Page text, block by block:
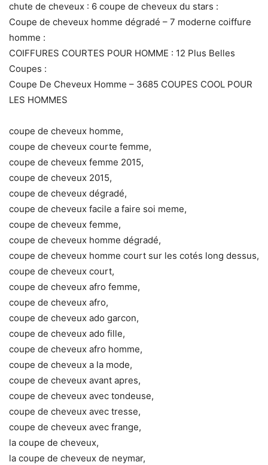
chute de cheveux : 6 coupe de cheveux du stars :
Coupe de cheveux homme dégradé – 7 moderne coiffure
homme :
COIFFURES COURTES POUR HOMME : 12 Plus Belles
Coupes :
Coupe De Cheveux Homme – 3685 COUPES COOL POUR
LES HOMMES
coupe de cheveux homme,
coupe de cheveux courte femme,
coupe de cheveux femme 2015,
coupe de cheveux 2015,
coupe de cheveux dégradé,
coupe de cheveux facile a faire soi meme,
coupe de cheveux femme,
coupe de cheveux homme dégradé,
coupe de cheveux homme court sur les cotés long dessus,
coupe de cheveux court,
coupe de cheveux afro femme,
coupe de cheveux afro,
coupe de cheveux ado garcon,
coupe de cheveux ado fille,
coupe de cheveux afro homme,
coupe de cheveux a la mode,
coupe de cheveux avant apres,
coupe de cheveux avec tondeuse,
coupe de cheveux avec tresse,
coupe de cheveux avec frange,
la coupe de cheveux,
la coupe de cheveux de neymar,